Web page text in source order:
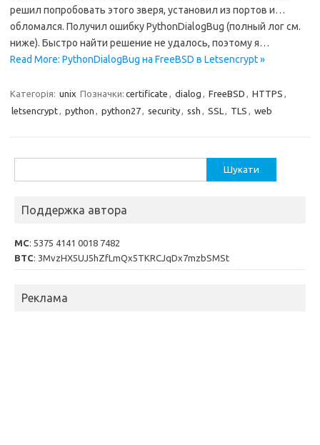
решил попробовать этого зверя, установил из портов и…
обломался. Получил ошибку PythonDialogBug (полный лог см.
ниже). Быстро найти решение не удалось, поэтому я…
Read More: PythonDialogBug на FreeBSD в Letsencrypt »
Категорія: unix Позначки: certificate , dialog , FreeBSD , HTTPS ,
letsencrypt, python , python27, security, ssh , SSL , TLS , web
Поддержка автора
MC: 5375 4141 0018 7482
BTC: 3MvzHX5UJ5hZfLmQx5TKRCJqDx7mzbSMSt
Реклама